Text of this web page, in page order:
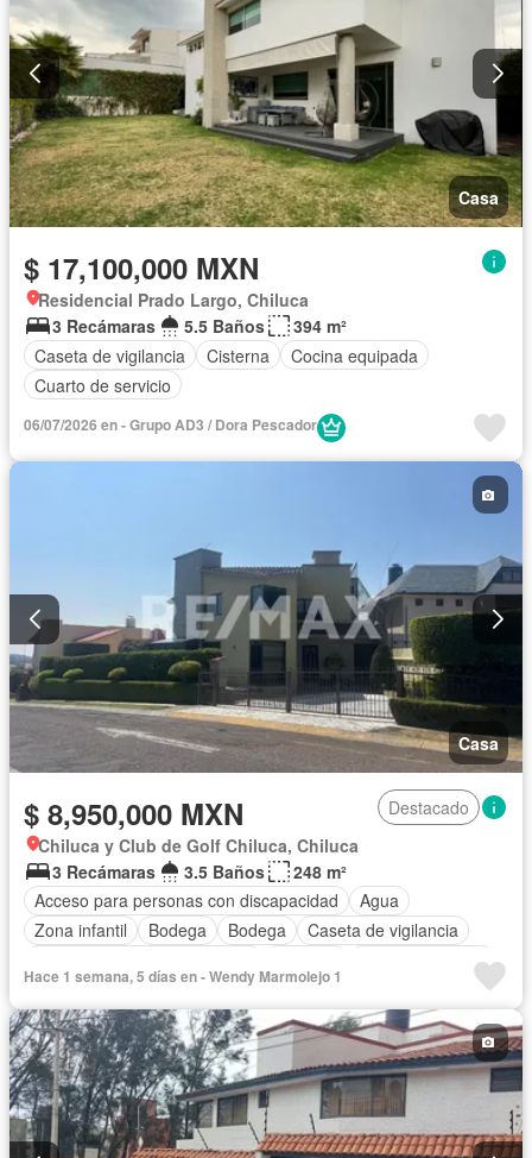
Casa
$ 17,100,000 MXN
Residencial Prado Largo, Chiluca
3 Recámaras
5.5 Baños
394 m²
Caseta de vigilancia
Cisterna
Cocina equipada
Cuarto de servicio
06/07/2026 en - Grupo AD3 / Dora Pescador
Casa
$ 8,950,000 MXN
Destacado
Chiluca y Club de Golf Chiluca, Chiluca
3 Recámaras
3.5 Baños
248 m²
Acceso para personas con discapacidad
Agua
Zona infantil
Bodega Bodega
Caseta de vigilancia
Cocina equipada
Cocina integral
Cuarto de Limpieza
Cuarto de servicio
Electricidad
Estacionamiento Gimnasio
Internet
Jardín
Despacho
Recámara con closet
Sala polivalente
Terraza Vista panorámica
Wifi
Zonas verdes
Hace 1 semana, 5 días en - Wendy Marmolejo 1